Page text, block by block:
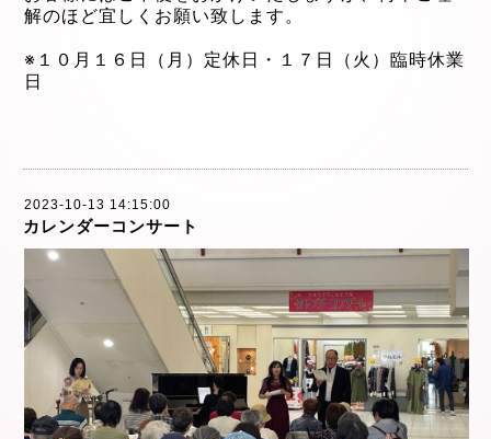
解のほど宜しくお願い致します。
※１０月１６日（月）定休日・１７日（火）臨時休業
日
2023-10-13 14:15:00
カレンダーコンサート